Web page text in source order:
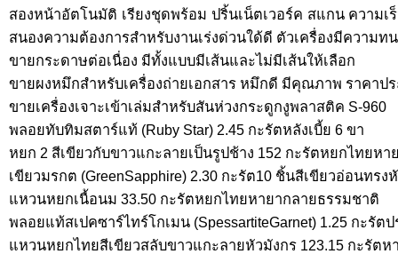
สองหน้าอัตโนมัติ เรียงชุดพร้อม ปริ้นเน็ตเวอร์ค สแกน ความ
สนองความต้องการสำหรับงานเร่งด่วนใด้ดี ตัวเครื่องมีความท
ขายกระดาษต่อเนื่อง มีทั้งแบบมีเส้นและไม่มีเส้นให้เลือก
ขายผงหมึกสำหรับเครื่องถ่ายเอกสาร หมึกดี มีคุณภาพ ราคาป
ขายเครื่องเจาะเข้าเล่มสำหรับสันห่วงกระดูกงูพลาสติค S-960
พลอยทับทิมสตาร์แท้ (Ruby Star) 2.45 กะรัตหลังเบี้ย 6 ขา
หยก 2 สีเขียวกับขาวแกะลายเป็นรูปช้าง 152 กะรัตหยกไทยหา
เขียวมรกต (GreenSapphire) 2.30 กะรัต10 ชิ้นสีเขียวอ่อนทรง
แหวนหยกเนื้อนม 33.50 กะรัตหยกไทยหายากลายธรรมชาติ
พลอยแท้สเปคซาร์ไทร์โกเมน (SpessartiteGarnet) 1.25 กะรัต
แหวนหยกไทยสีเขียวสลับขาวแกะลายหัวมังกร 123.15 กะรัตห